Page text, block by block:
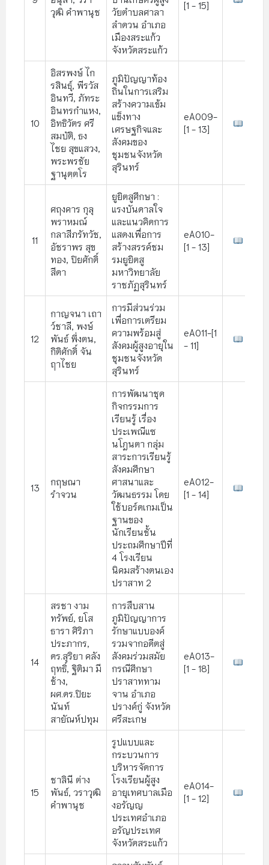
วุฒิ คำพานุช
วัยตำบลศาลา
ลำดวน อำเภอ
เมืองสระแก้ว
จังหวัดสระแก้ว
[1 - 15]
10
อิสรพงษ์ ไก
รสินธุ์, พีรวัส
อินทวี, ภัทระ
อินทรกำแหง,
อิทธิวัตร ศรี
สมบัติ, ธง
ไชย สุขแสวง,
พระพรชัย
ฐานุตฺตโร
ภูมิปัญญาท้อง
ถิ่นในการเสริม
สร้างความเข้ม
แข็งทาง
เศรษฐกิจและ
สังคมของ
ชุมชนจังหวัด
สุรินทร์
eA009-
[1 - 13]
11
ศฤงคาร กุลุ
พราหมณ์
กลาสีภรัทวัช,
อัชราพร สุข
ทอง, ปิยศักดิ์
สีดา
ยูยิตสูศึกษา :
แรงบันดาลใจ
และแนวคิดการ
แสดงเพื่อการ
สร้างสรรค์ชม
รมยูยิตสู
มหาวิทยาลัย
ราชภัฏสุรินทร์
eA010-
[1 - 13]
12
กาญจนา เถา
ว์ชาลี, พงษ์
พันธ์ พึ่งตน,
กิติศักดิ์ จัน
ฤาไชย
การมีส่วนร่วม
เพื่อการเตรียม
ความพร้อมสู่
สังคมผู้สูงอายุใน
ชุมชนจังหวัด
สุรินทร์
eA011-[1
- 11]
13
กฤษณา
รำจวน
การพัฒนาชุด
กิจกรรมการ
เรียนรู้ เรื่อง
ประเพณีแซ
นโฎนตา กลุ่ม
สาระการเรียนรู้
สังคมศึกษา
ศาสนาและ
วัฒนธรรม โดย
ใช้บอร์ดเกมเป็น
ฐานของ
นักเรียนชั้น
ประถมศึกษาปีที่
4 โรงเรียน
นิคมสร้างตนเอง
ปราสาท 2
eA012-
[1 - 14]
14
สรชา งาม
ทรัพย์, ยโส
ธารา ศิริภา
ประภากร,
ดร.สุริยา คลัง
ฤทธิ์, ฐิติมา มี
ช้าง,
ผศ.ดร.ปิยะ
นันท์
สายัณห์ปทุม
การสืบสาน
ภูมิปัญญาการ
รักษาแบบองค์
รวมจากอดีตสู่
สังคมร่วมสมัย
กรณีศึกษา
ปราสาททาม
จาน อำเภอ
ปรางค์กู่ จังหวัด
ศรีสะเกษ
eA013-
[1 - 18]
15
ชาลินี ต่าง
พันธ์, วราวุฒิ
คำพานุช
รูปแบบและ
กระบวนการ
บริหารจัดการ
โรงเรียนผู้สูง
อายุเทศบาลเมือ
งอรัญญ
ประเทศอำเภอ
อรัญประเทศ
จังหวัดสระแก้ว
eA014-
[1 - 12]